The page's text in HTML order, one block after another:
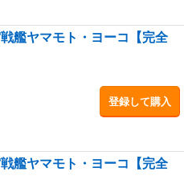
艦ヤマモト・ヨーコ【完全
登録して購入
艦ヤマモト・ヨーコ【完全